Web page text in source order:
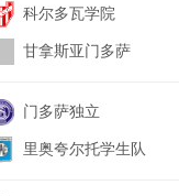
科尔多瓦学院
甘拿斯亚门多萨
门多萨独立
里奥夸尔托学生队